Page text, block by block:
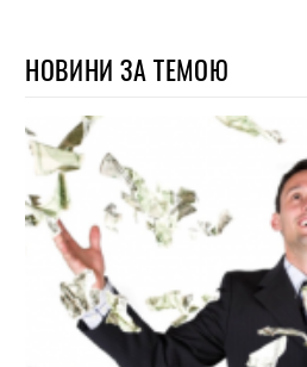
НОВИНИ ЗА ТЕМОЮ